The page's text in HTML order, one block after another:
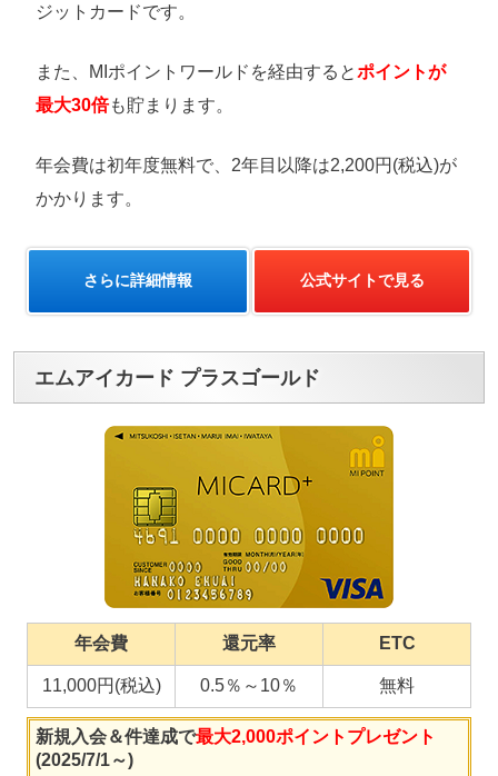
ジットカードです。
また、MIポイントワールドを経由するとポイントが
最大30倍も貯まります。
年会費は初年度無料で、2年目以降は2,200円(税込)が
かかります。
さらに詳細情報 公式サイトで見る
エムアイカード プラスゴールド
年会費 還元率 ETC
11,000円(税込) 0.5％～10％ 無料
新規入会＆件達成で最大2,000ポイントプレゼント
(2025/7/1～)